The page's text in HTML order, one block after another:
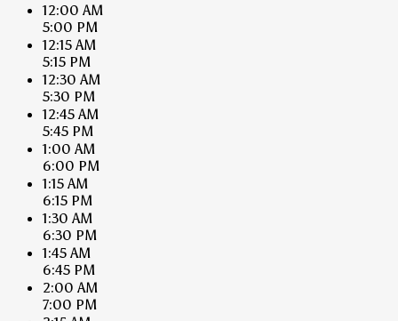
12:00 AM
5:00 PM
12:15 AM
5:15 PM
12:30 AM
5:30 PM
12:45 AM
5:45 PM
1:00 AM
6:00 PM
1:15 AM
6:15 PM
1:30 AM
6:30 PM
1:45 AM
6:45 PM
2:00 AM
7:00 PM